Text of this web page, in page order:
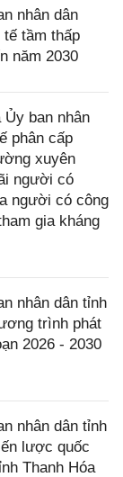
nhân dân
tế tầm thấp
năm 2030
ban nhân
phân cấp
xuyên
người có
người có công
gia kháng
nhân dân tỉnh
trình phát
2026 - 2030
nhân dân tỉnh
lược quốc
Thanh Hóa